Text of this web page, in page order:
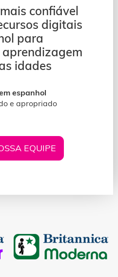
confiável
digitais
para
idades
espanhol
e apropriado
EQUIPE